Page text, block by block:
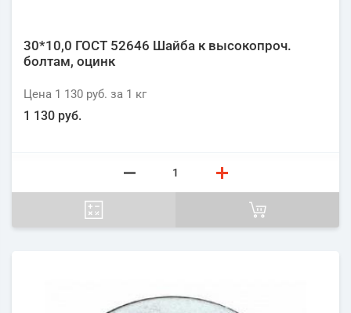
30*10,0 ГОСТ 52646 Шайба к высокопроч.
болтам, оцинк
Цена 1 130 руб. за 1 кг
1 130 руб.